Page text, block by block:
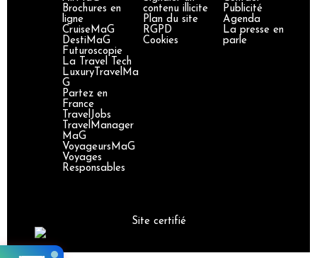
Brochures en
ligne
CruiseMaG
DestiMaG
Futuroscopie
La Travel Tech
LuxuryTravelMa
G
Partez en
France
TravelJobs
TravelManager
MaG
VoyageursMaG
Voyages
Responsables
contenu illicite
Plan du site
RGPD
Cookies
Publicité
Agenda
La presse en
parle
Site certifié